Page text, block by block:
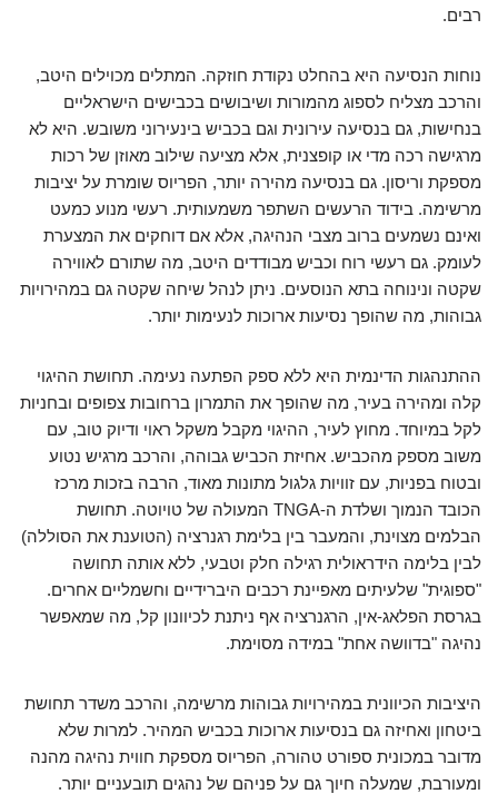
רבים.
נוחות הנסיעה היא בהחלט נקודת חוזקה. המתלים מכוילים היטב,
והרכב מצליח לספוג מהמורות ושיבושים בכבישים הישראליים
בנחישות, גם בנסיעה עירונית וגם בכביש בינעירוני משובש. היא לא
מרגישה רכה מדי או קופצנית, אלא מציעה שילוב מאוזן של רכות
מספקת וריסון. גם בנסיעה מהירה יותר, הפריוס שומרת על יציבות
מרשימה. בידוד הרעשים השתפר משמעותית. רעשי מנוע כמעט
ואינם נשמעים ברוב מצבי הנהיגה, אלא אם דוחקים את המצערת
לעומק. גם רעשי רוח וכביש מבודדים היטב, מה שתורם לאווירה
שקטה ונינוחה בתא הנוסעים. ניתן לנהל שיחה שקטה גם במהירויות
גבוהות, מה שהופך נסיעות ארוכות לנעימות יותר.
ההתנהגות הדינמית היא ללא ספק הפתעה נעימה. תחושת ההיגוי
קלה ומהירה בעיר, מה שהופך את התמרון ברחובות צפופים ובחניות
לקל במיוחד. מחוץ לעיר, ההיגוי מקבל משקל ראוי ודיוק טוב, עם
משוב מספק מהכביש. אחיזת הכביש גבוהה, והרכב מרגיש נטוע
ובטוח בפניות, עם זוויות גלגול מתונות מאוד, הרבה בזכות מרכז
הכובד הנמוך ושלדת ה-TNGA המעולה של טויוטה. תחושת
הבלמים מצוינת, והמעבר בין בלימת רגנרציה (הטוענת את הסוללה)
לבין בלימה הידראולית רגילה חלק וטבעי, ללא אותה תחושה
"ספוגית" שלעיתים מאפיינת רכבים היברידיים וחשמליים אחרים.
בגרסת הפלאג-אין, הרגנרציה אף ניתנת לכיוונון קל, מה שמאפשר
נהיגה "בדוושה אחת" במידה מסוימת.
היציבות הכיוונית במהירויות גבוהות מרשימה, והרכב משדר תחושת
ביטחון ואחיזה גם בנסיעות ארוכות בכביש המהיר. למרות שלא
מדובר במכונית ספורט טהורה, הפריוס מספקת חווית נהיגה מהנה
ומעורבת, שמעלה חיוך גם על פניהם של נהגים תובעניים יותר.